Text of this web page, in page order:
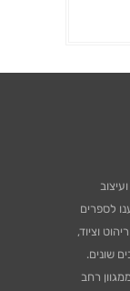
לספרים
וציוד,
שונים.
רחב